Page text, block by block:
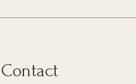
Contact